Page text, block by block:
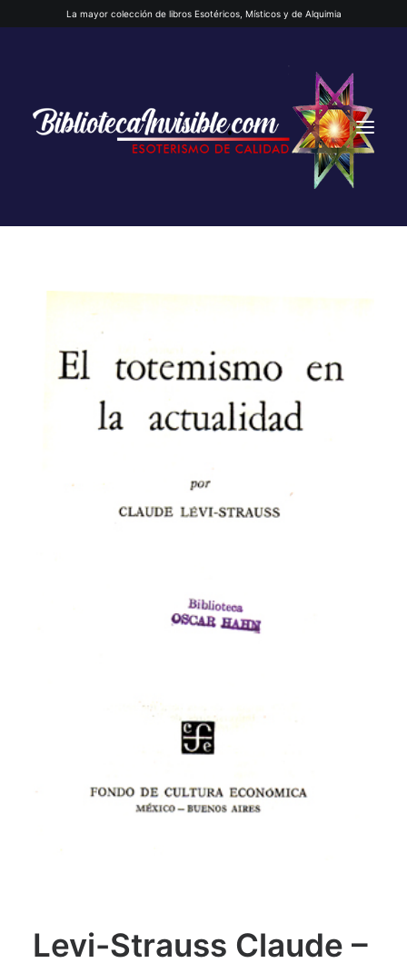
La mayor colección de libros Esotéricos, Místicos y de Alquimia
QUIENES SOMOS
AUTORES DESTACADOS
Levi-Strauss Claude –